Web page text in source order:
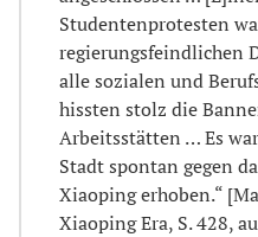
Studentenprotesten
regierungsfeindlichen
alle sozialen und
hissten stolz die
Arbeitsstätten … Es
Stadt spontan gegen
Xiaoping erhoben.“
Xiaoping Era, S. 428,